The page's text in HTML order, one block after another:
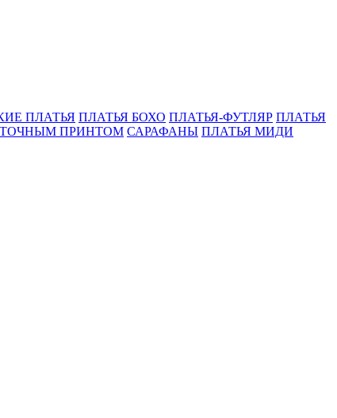
ПЛАТЬЯ ПЛАТЬЯ БОХО ПЛАТЬЯ-ФУТЛЯР ПЛАТЬЯ
ПРИНТОМ САРАФАНЫ ПЛАТЬЯ МИДИ